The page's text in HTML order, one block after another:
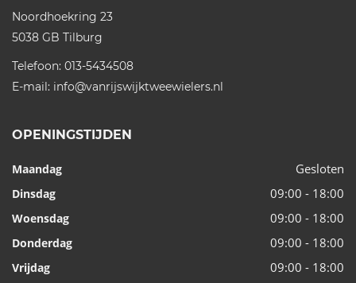
Noordhoekring 23
5038 GB Tilburg
Telefoon: 013-5434508
E-mail: info@vanrijswijktweewielers.nl
OPENINGSTIJDEN
Maandag Gesloten
Dinsdag 09:00 - 18:00
Woensdag 09:00 - 18:00
Donderdag 09:00 - 18:00
Vrijdag 09:00 - 18:00